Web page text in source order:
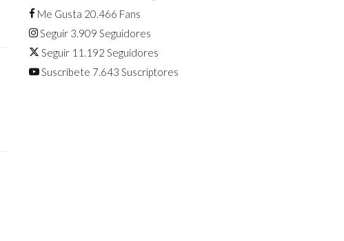
Me Gusta 20.466 Fans
Seguir 3.909 Seguidores
Seguir 11.192 Seguidores
Suscríbete 7.643 Suscriptores